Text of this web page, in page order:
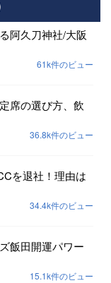
阿久刀神社/大阪
61k件のビュー
席の選び方、飲
36.8k件のビュー
を退社！理由は
34.4k件のビュー
飯田開運パワー
15.1k件のビュー